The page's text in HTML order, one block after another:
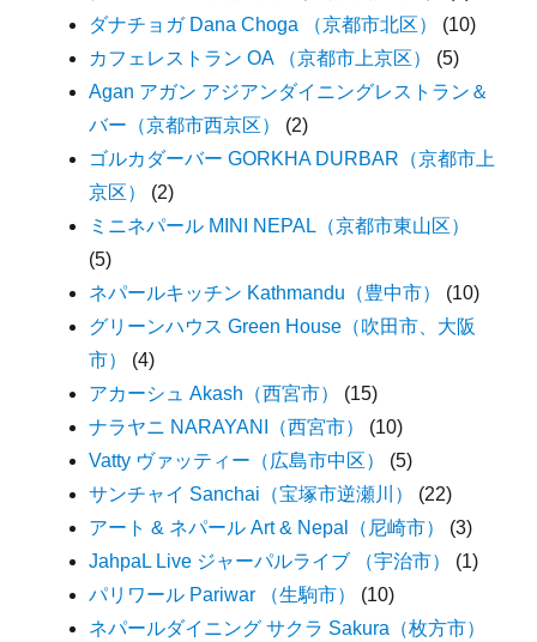
ダナチョガ Dana Choga （京都市北区）
(10)
カフェレストラン OA （京都市上京区）
(5)
Agan アガン アジアンダイニングレストラン＆
バー（京都市西京区）
(2)
ゴルカダーバー GORKHA DURBAR（京都市上
京区）
(2)
ミニネパール MINI NEPAL（京都市東山区）
(5)
ネパールキッチン Kathmandu（豊中市）
(10)
グリーンハウス Green House（吹田市、大阪
市）
(4)
アカーシュ Akash（西宮市）
(15)
ナラヤニ NARAYANI（西宮市）
(10)
Vatty ヴァッティー（広島市中区）
(5)
サンチャイ Sanchai（宝塚市逆瀬川）
(22)
アート & ネパール Art & Nepal（尼崎市）
(3)
JahpaL Live ジャーパルライブ （宇治市）
(1)
パリワール Pariwar （生駒市）
(10)
ネパールダイニング サクラ Sakura（枚方市）